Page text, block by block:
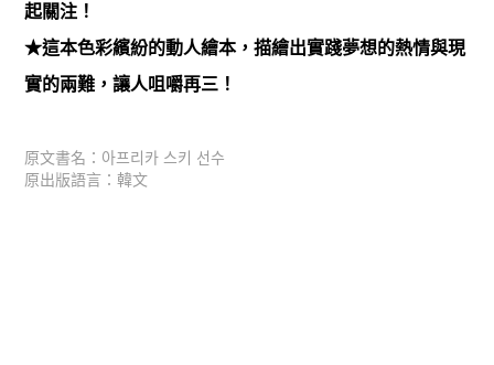
起關注！
★這本色彩繽紛的動人繪本，描繪出實踐夢想的熱情與現
實的兩難，讓人咀嚼再三！
原文書名：아프리카 스키 선수
原出版語言：韓文